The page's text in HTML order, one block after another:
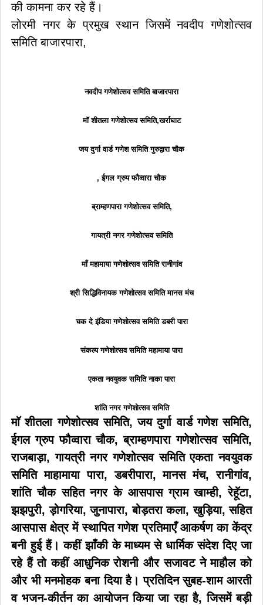
की कामना कर रहे हैं।
लोरमी नगर के प्रमुख स्थान जिसमें नवदीप गणेशोत्सव
समिति बाजारपारा,
नवदीप गणेशोत्सव समिति बाजारपारा
माॅ शीतला गणेशोत्सव समिति,खर्राघाट
जय दुर्गा वार्ड गणेश समिति गुरुद्वारा चौक
, ईगल ग्रुप फौव्वारा चौक
ब्राम्हणपारा गणेशोत्सव समिति,
गायत्री नगर गणेशोत्सव समिति
माँ महामाया गणेशोत्सव समिति रानीगांव
श्री सिद्धिविनायक गणेशोत्सव समिति मानस मंच
चक दे इंडिया गणेशोत्सव समिति डबरी पारा
संकल्प गणेशोत्सव समिति महामाया पारा
एकता नवयुवक समिति नाका पारा
शांति नगर गणेशोत्सव समिति
माॅ शीतला गणेशोत्सव समिति, जय दुर्गा वार्ड गणेश समिति,
ईगल ग्रुप फौव्वारा चौक, ब्राम्हणपारा गणेशोत्सव समिति,
राजबाड़ा, गायत्री नगर गणेशोत्सव समिति एकता नवयुवक
समिति माहामाया पारा, डबरीपारा, मानस मंच, रानीगांव,
शांति चौक सहित नगर के आसपास ग्राम खाम्ही, रेहूॅटा,
झझपुरी, ड़ोगरिया, जुनापारा, बोड़तरा कला, खुड़िया, सहित
आसपास क्षेत्र में स्थापित गणेश प्रतिमाएँ आकर्षण का केंद्र
बनी हुई हैं। कहीं झाँकी के माध्यम से धार्मिक संदेश दिए जा
रहे हैं तो कहीं आधुनिक रोशनी और सजावट ने माहौल को
और भी मनमोहक बना दिया है। प्रतिदिन सुबह-शाम आरती
व भजन-कीर्तन का आयोजन किया जा रहा है, जिसमें बड़ी